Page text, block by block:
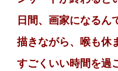
日間、画家になるん
描きながら、喉も休
すごくいい時間を過